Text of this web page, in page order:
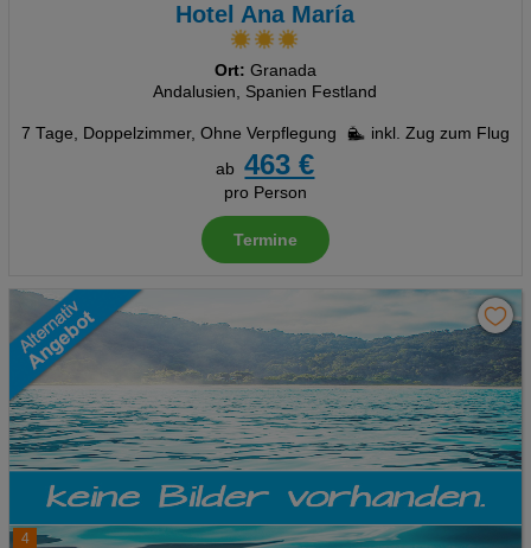
Hotel Ana María
Ort: Granada
Andalusien, Spanien Festland
7 Tage, Doppelzimmer, Ohne Verpflegung
inkl. Zug zum Flug
ab
463 €
pro Person
Termine
4